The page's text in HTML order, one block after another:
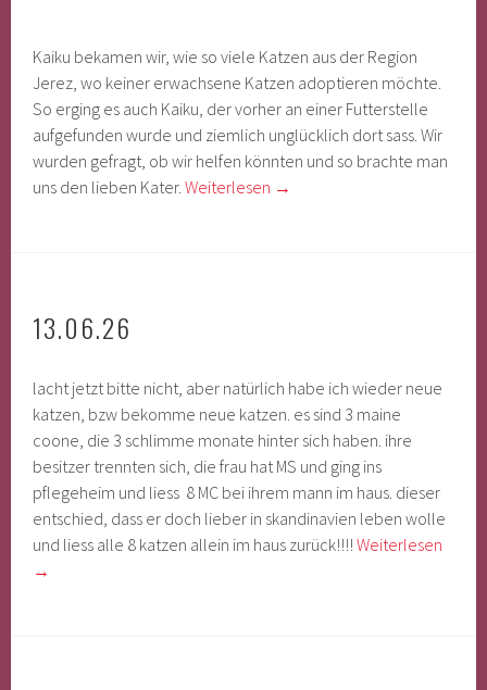
Kaiku bekamen wir, wie so viele Katzen aus der Region
Jerez, wo keiner erwachsene Katzen adoptieren möchte.
So erging es auch Kaiku, der vorher an einer Futterstelle
aufgefunden wurde und ziemlich unglücklich dort sass. Wir
wurden gefragt, ob wir helfen könnten und so brachte man
uns den lieben Kater.Weiterlesen →
13.06.26
lacht jetzt bitte nicht, aber natürlich habe ich wieder neue
katzen, bzw bekomme neue katzen. es sind 3 maine
coone, die 3 schlimme monate hinter sich haben. ihre
besitzer trennten sich, die frau hat MS und ging ins
pflegeheim und liess 8 MC bei ihrem mann im haus. dieser
entschied, dass er doch lieber in skandinavien leben wolle
und liess alle 8 katzen allein im haus zurück!!!!Weiterlesen
→